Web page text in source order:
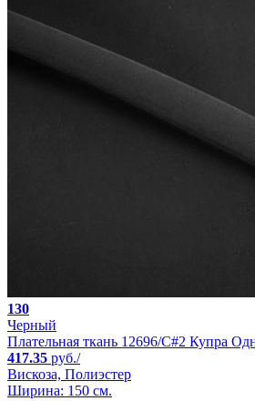
130
Черный
Плательная ткань 12696/C#2 Купра
417.35 руб./
Вискоза, Полиэстер
Ширина: 150 см.